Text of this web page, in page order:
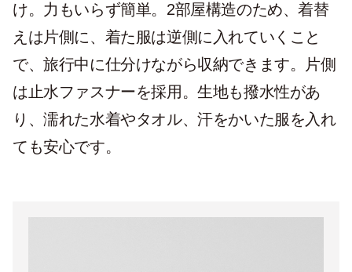
け。力もいらず簡単。2部屋構造のため、着替
えは片側に、着た服は逆側に入れていくこと
で、旅行中に仕分けながら収納できます。片側
は止水ファスナーを採用。生地も撥水性があ
り、濡れた水着やタオル、汗をかいた服を入れ
ても安心です。